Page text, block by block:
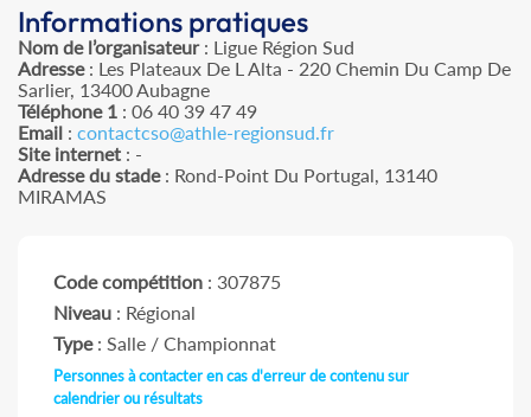
Informations pratiques
Nom de l’organisateur: Ligue Région Sud
Adresse: Les Plateaux De L Alta - 220 Chemin Du Camp De
Sarlier, 13400 Aubagne
Téléphone 1 : 06 40 39 47 49
Email : contactcso@athle-regionsud.fr
Site internet : -
Adresse du stade: Rond-Point Du Portugal, 13140
MIRAMAS
Code compétition : 307875
Niveau : Régional
Type: Salle / Championnat
Personnes à contacter en cas d'erreur de contenu sur
calendrier ou résultats